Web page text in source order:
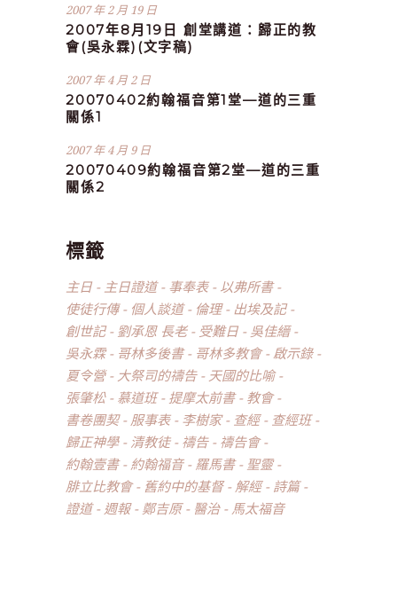
2007 年 2 月 19 日
2007年8月19日 創堂講道：歸正的教
會(吳永霖)(文字稿)
2007 年 4 月 2 日
20070402約翰福音第1堂—道的三重
關係1
2007 年 4 月 9 日
20070409約翰福音第2堂—道的三重
關係2
標籤
主日 主日證道 事奉表
以弗所書
使徒行傳
個人談道 倫理
出埃及記
創世記
劉承恩 長老 受難日
吳佳縉
吳永霖
哥林多後書 哥林多教會
啟示錄
夏令營
大祭司的禱告
天國的比喻
張肇松
慕道班 提摩太前書
教會
書卷團契
服事表 李樹家 查經
查經班
歸正神學
清教徒 禱告
禱告會
約翰壹書
約翰福音 羅馬書
聖靈
腓立比教會
舊約中的基督 解經
詩篇
證道
週報 鄭吉原 醫治 馬太福音